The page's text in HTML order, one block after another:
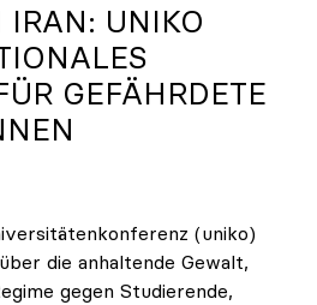
IRAN: UNIKO
GEFÄHRDETE
(uniko)
die anhaltende Gewalt,
gegen Studierende,